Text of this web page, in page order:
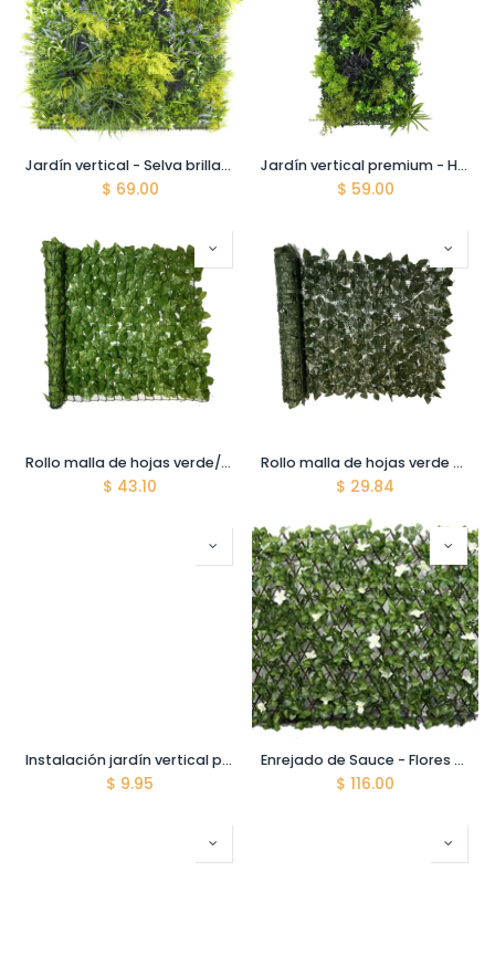
Jardín vertical - Selva brillante - Uso interior y exterior - 100 x 100 cm (1 m2) - HLX12301
$ 69.00
Jardín vertical premium - HBX10403 - Begonia Tropical - 50 x 100 cm
$ 59.00
Rollo malla de hojas verde/rosa 100 x 300 cm (3 m2) - B002
$ 43.10
Rollo malla de hojas verde oscuro 100 x 300 cm (3 m2) - B003
$ 29.84
Instalación jardín vertical pared concreto y gypsum - hasta 3 m altura
$ 9.95
Enrejado de Sauce - Flores artificiales - Color blanca - White - 90*180 cm
$ 116.00